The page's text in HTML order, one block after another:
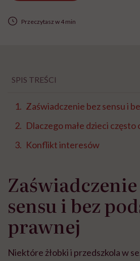
Przeczytasz w 4 min
SPIS TREŚCI
Zaświadczenie bez sensu i
Dlaczego małe dzieci często
Konflikt interesów
sensu i bez
prawnej
Niektóre żłobki i przedszkola w